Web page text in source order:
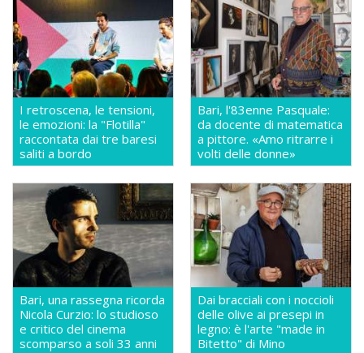
I retroscena, le tensioni,
le emozioni: la "Flotilla"
raccontata dai tre baresi
saliti a bordo
Bari, l'83enne Pasquale:
da docente di matematica
a pittore. «Amo ritrarre i
volti delle donne»
Bari, una rassegna ricorda
Nicola Curzio: lo studioso
e critico del cinema
scomparso a soli 33 anni
Dai bracciali con i noccioli
delle olive ai presepi in
legno: è l'arte "made in
Bitetto" di Mino